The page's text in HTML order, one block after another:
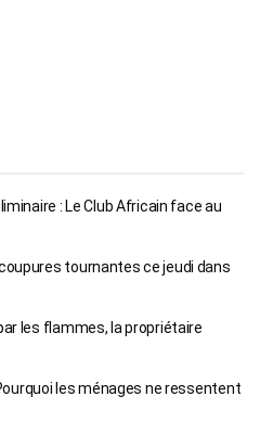
: Le Club Africain face au
tournantes ce jeudi dans
les flammes, la propriétaire
les ménages ne ressentent